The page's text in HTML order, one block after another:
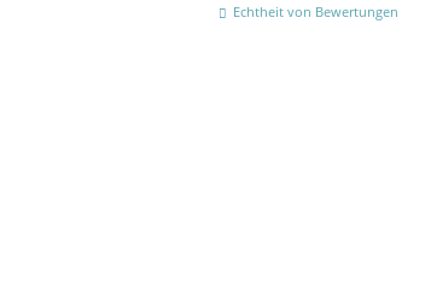
Echtheit von Bewertungen